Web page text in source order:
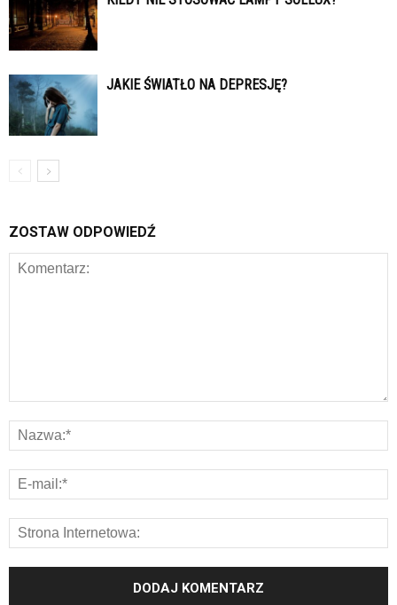
JAKIE ŚWIATŁO NA DEPRESJĘ?
ZOSTAW ODPOWIEDŹ